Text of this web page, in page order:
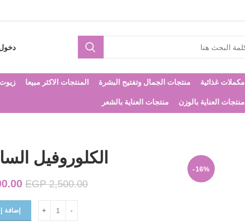
مكملات غذائية منتجات الجمال وتفتيح البشرة المنتجات الاكثر مبيعا
منتجات العناية بالوزن منتجات العناية بالشعر
-16%
الكلوروفيل
EGP2,500.00
إضافة